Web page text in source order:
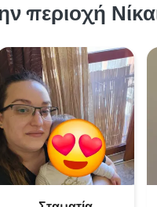
περιοχή